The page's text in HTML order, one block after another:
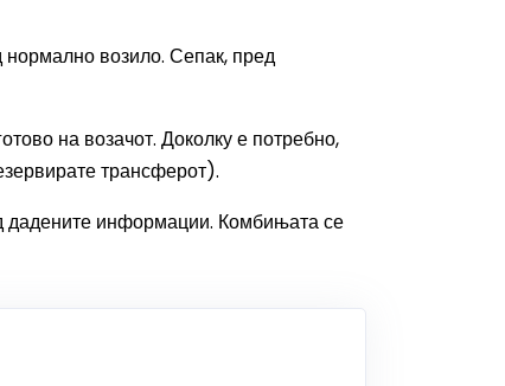
возило. Сепак, пред
на возачот. Доколку е потребно,
трансферот).
дадените информации. Комбињата се